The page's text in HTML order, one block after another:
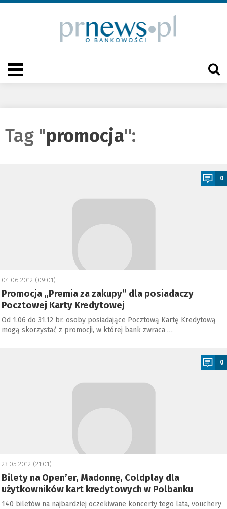
Tag "promocja":
0
04.06.2012 (09:01)
Promocja „Premia za zakupy” dla posiadaczy
Pocztowej Karty Kredytowej
Od 1.06 do 31.12 br. osoby posiadające Pocztową Kartę Kredytową
mogą skorzystać z promocji, w której bank zwraca …
0
23.05.2012 (21:01)
Bilety na Open’er, Madonnę, Coldplay dla
użytkowników kart kredytowych w Polbanku
140 biletów na najbardziej oczekiwane koncerty tego lata, vouchery